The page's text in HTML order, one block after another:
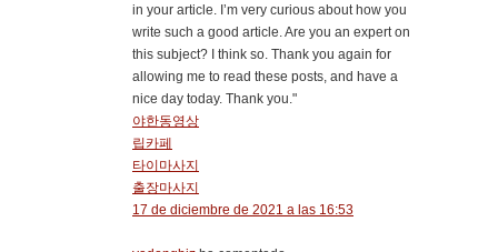
in your article. I’m very curious about how you
write such a good article. Are you an expert on
this subject? I think so. Thank you again for
allowing me to read these posts, and have a
nice day today. Thank you."
야한동영상
립카페
타이마사지
출장마사지
17 de diciembre de 2021 a las 16:53